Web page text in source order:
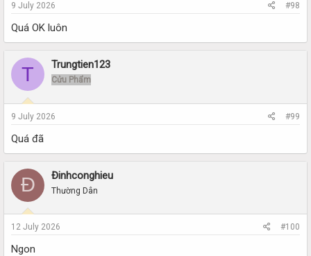
9 July 2026 #98
Quá OK luôn
T Trungtien123
Cửu Phẩm
9 July 2026 #99
Quá đã
Đ Đinhconghieu
Thường Dân
12 July 2026 #100
Ngon